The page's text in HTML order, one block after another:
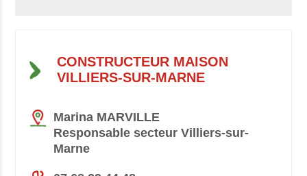
CONSTRUCTEUR MAISON
VILLIERS-SUR-MARNE
Marina MARVILLE
Responsable secteur Villiers-sur-
Marne